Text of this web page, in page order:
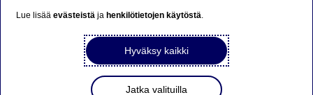
Bli værende på denne siden|Fortsett til en lignende
side på norsk
Lue lisääevästeistä ja henkilötietojen käytöstä.
Hyväksy kaikki
Jatka valituilla